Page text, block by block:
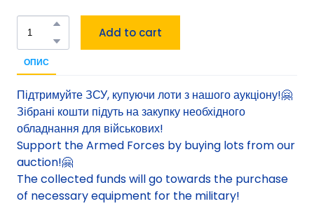
Add to cart
ОПИС
Підтримуйте ЗСУ, купуючи лоти з нашого аукціону!🤗
Зібрані кошти підуть на закупку необхідного
обладнання для військових!
Support the Armed Forces by buying lots from our
auction!🤗
The collected funds will go towards the purchase
of necessary equipment for the military!